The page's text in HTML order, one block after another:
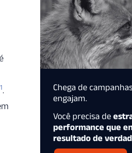
1.
Chega de
engajam.
Você precisa de
performance que
resultado de